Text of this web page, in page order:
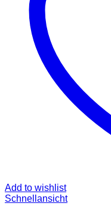
Add to wishlist
Schnellansicht